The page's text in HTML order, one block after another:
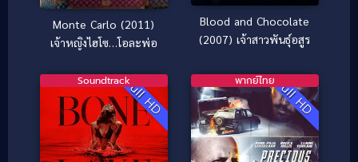
Monte Carlo (2011)
เจ้าหญิงไฮโซ…โอละพ่อ
Blood and Chocolate
(2007) เจ้าสาวพันธุ์อสูร
Full HD
Soundtrack Full HD
พากย์ไทย